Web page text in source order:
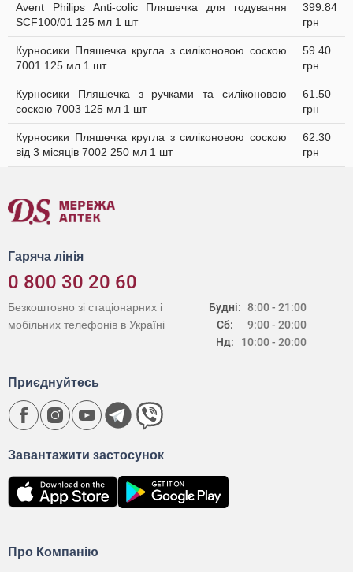
Avent Philips Anti-colic Пляшечка для годування
SCF100/01 125 мл 1 шт
399.84
грн
Курносики Пляшечка кругла з силіконовою соскою
7001 125 мл 1 шт
59.40
грн
Курносики Пляшечка з ручками та силіконовою
соскою 7003 125 мл 1 шт
61.50
грн
Курносики Пляшечка кругла з силіконовою соскою
від 3 місяців 7002 250 мл 1 шт
62.30
грн
Гаряча лінія
0 800 30 20 60
Будні:
Сб:
Нд:
8:00 - 21:00
9:00 - 20:00
10:00 - 20:00
Безкоштовно зі стаціонарних і
мобільних телефонів в Україні
Про Компанію
Завантажити застосунок
Приєднуйтесь